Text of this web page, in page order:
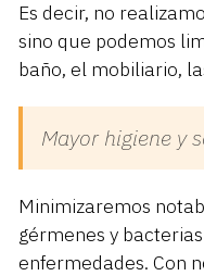
Es decir, no
sino que podemos
baño, el mobiliario,
Mayor higiene y
Minimizaremos
gérmenes y
enfermedades. Con